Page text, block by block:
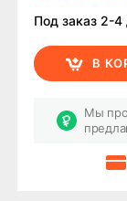
Под заказ 2-4
В
Мы